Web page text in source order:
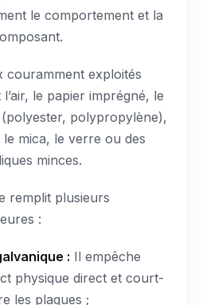
le comportement et la
couramment exploités
le papier imprégné, le
polypropylène),
le mica, le verre ou des
minces.
remplit plusieurs
:
: Il empêche
physique direct et court-
les plaques ;